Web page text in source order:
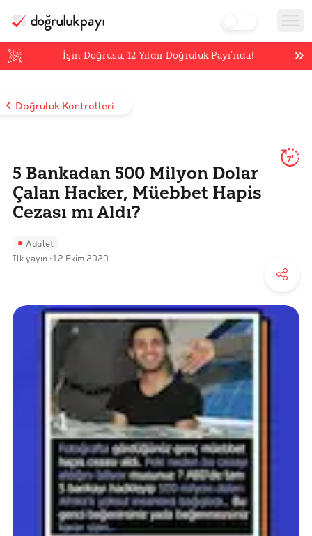
İşin Doğrusu,12 Yıldır Doğruluk Payı’nda!
Doğruluk Kontrolleri
5 Bankadan 500 Milyon Dolar
Çalan Hacker, Müebbet Hapis
Cezası mı Aldı?
7'
Adalet
İlk yayın :12 Ekim 2020